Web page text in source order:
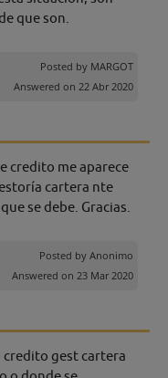
que son.
Posted by MARGOT
Answered on 22 Abr 2020
credito me aparece
cartera nte
se debe. Gracias.
Posted by Anonimo
Answered on 23 Mar 2020
credito gest cartera